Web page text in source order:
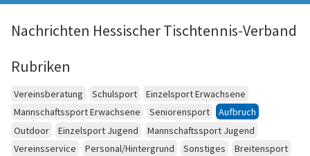
Nachrichten Hessischer Tischtennis-Verband
Rubriken
Vereinsberatung Schulsport
Einzelsport Erwachsene
Mannschaftssport Erwachsene
Seniorensport
Aufbruch
Outdoor
Einzelsport Jugend
Mannschaftssport Jugend
Vereinsservice
Personal/Hintergrund Sonstiges
Breitensport